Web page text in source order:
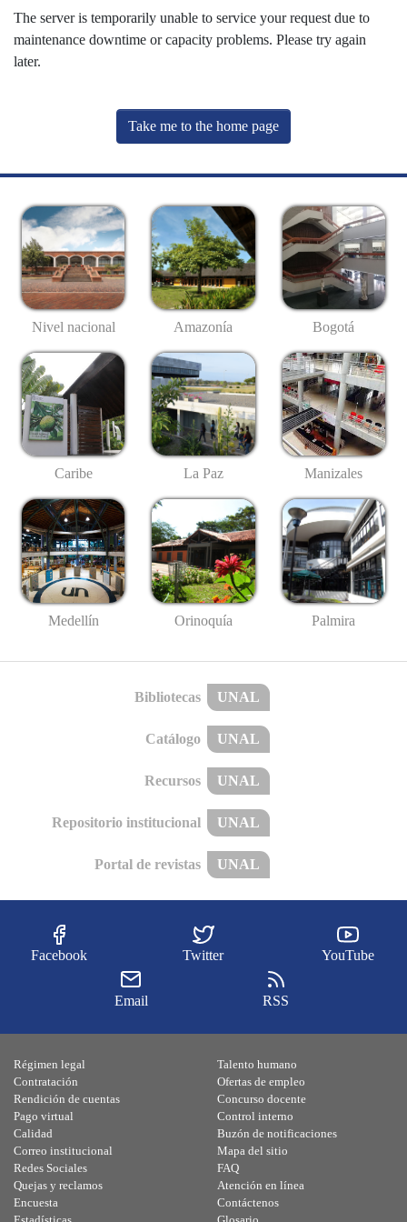
The server is temporarily unable to service your request due to
maintenance downtime or capacity problems. Please try again
later.
Take me to the home page
Nivel nacional Amazonía Bogotá
Caribe La Paz Manizales
Medellín Orinoquía Palmira
Bibliotecas UNAL
Catálogo UNAL
Recursos UNAL
Repositorio institucional UNAL
Portal de revistas UNAL
Facebook Twitter YouTube
Email RSS
Régimen legal
Contratación
Rendición de cuentas
Pago virtual
Calidad
Talento humano
Ofertas de empleo
Concurso docente
Control interno
Buzón de notificaciones
Correo institucional
Redes Sociales
Quejas y reclamos
Encuesta
Mapa del sitio
FAQ
Atención en línea
Contáctenos